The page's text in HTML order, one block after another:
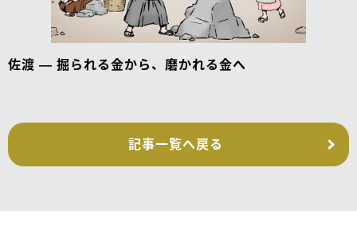
佐渡 — 掘られる金から、磨かれる金へ
記事一覧へ戻る